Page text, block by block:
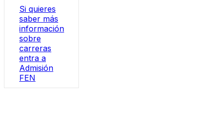
Si quieres
saber más
información
sobre
carreras
entra a
Admisión
FEN